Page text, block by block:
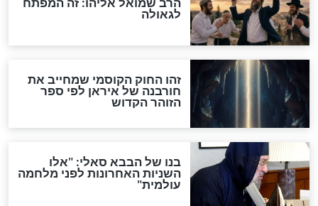
האם לאחר בוא המשיח יהיה
אפשר לחזור בתשובה?
לכל המאמרים